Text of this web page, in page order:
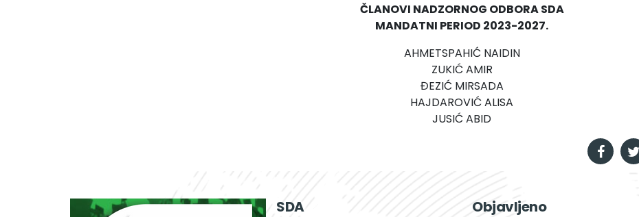
ČLANOVI NADZORNOG ODBORA SDA
MANDATNI PERIOD 2023-2027.
AHMETSPAHIĆ NAIDIN
ZUKIĆ AMIR
ĐEZIĆ MIRSADA
HAJDAROVIĆ ALISA
JUSIĆ ABID
SDA Objavljeno